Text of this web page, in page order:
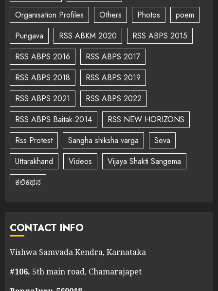
Organisation Profiles
Others Photos
poem
Pungava
RSS ABKM 2020
RSS ABPS 2015
RSS ABPS 2016
RSS ABPS 2017
RSS ABPS 2018
RSS ABPS 2019
RSS ABPS 2021
RSS ABPS 2022
RSS ABPS Baitak-2014
RSS NEW HORIZONS
Rss Protest
Sangha shiksha varga
Seva
Uttarakhand
Videos
Vijaya Shakti Sangema
ಕಲಿಕಥನ
CONTACT INFO
Vishwa Samvada Kendra, Karnataka
#106, 5th main road, Chamarajapet